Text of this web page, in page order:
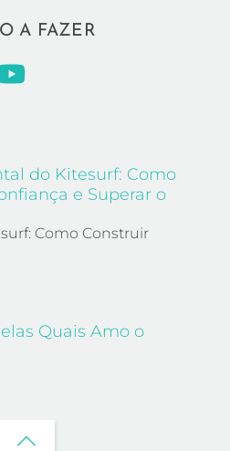
A FAZER
do Kitesurf: Como
e Superar o
Como Construir
Quais Amo o
Back